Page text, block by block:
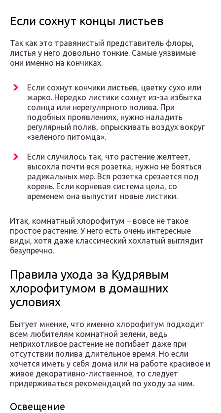
Если сохнут концы листьев
Так как это травянистый представитель флоры,
листья у него довольно тонкие. Самые уязвимые
они именно на кончиках.
Если сохнут кончики листьев, цветку сухо или
жарко. Нередко листики сохнут из-за избытка
солнца или нерегулярного полива. При
подобных проявлениях, нужно наладить
регулярный полив, опрыскивать воздух вокруг
«зеленого питомца».
Если случилось так, что растение желтеет,
высохла почти вся розетка, нужно не бояться
радикальных мер. Вся розетка срезается под
корень. Если корневая система цела, со
временем она выпустит новые листики.
Итак, комнатный хлорофитум – вовсе не такое
простое растение. У него есть очень интересные
виды, хотя даже классический хохлатый выглядит
безупречно.
Правила ухода за Кудрявым
хлорофитумом в домашних
условиях
Бытует мнение, что именно хлорофитум подходит
всем любителям комнатной зелени, ведь
неприхотливое растение не погибает даже при
отсутствии полива длительное время. Но если
хочется иметь у себя дома или на работе красивое и
живое декоративно-лиственное, то следует
придерживаться рекомендаций по уходу за ним.
Освещение